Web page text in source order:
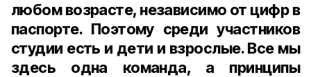
любом возрасте, независимо от цифр в
паспорте. Поэтому среди участников
студии есть и дети и взрослые. Все мы
здесь одна команда, а принципы